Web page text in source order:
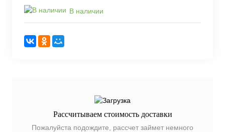
В наличии
Рассчитываем стоимость доставки
Пожалуйста подождите, рассчет займет немного